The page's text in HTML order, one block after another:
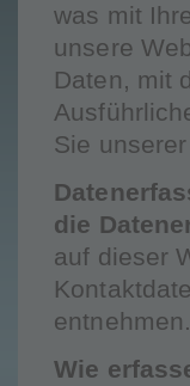
was mit
unsere
Daten, mit
Sie
die
auf dieser
entnehmen.
Wie